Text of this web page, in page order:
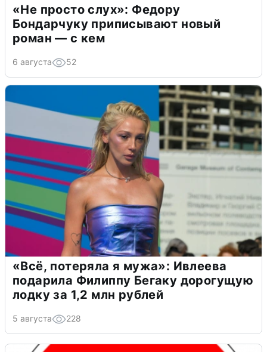
«Не просто слух»: Федору
Бондарчуку приписывают новый
роман — с кем
6 августа 52
«Всё, потеряла я мужа»: Ивлеева
подарила Филиппу Бегаку дорогущую
лодку за 1,2 млн рублей
5 августа 228